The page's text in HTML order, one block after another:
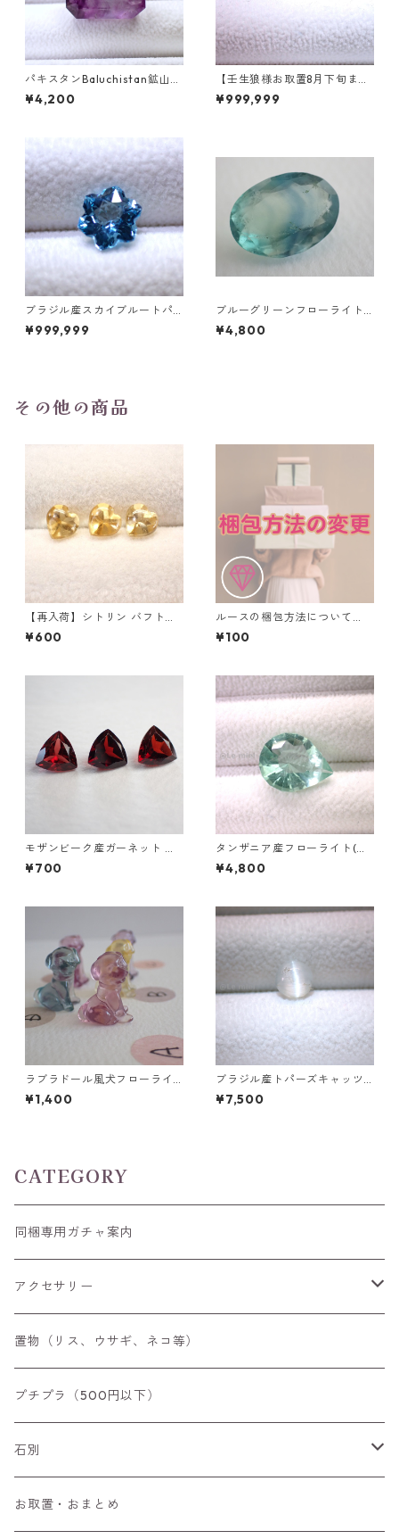
パキスタンBaluchistan鉱山産
フローライト スクエアカット
ルース 34.4ct 20 x 19.6 x 11
¥4,200
【壬生狼様お取置8月下旬ま
で】マダガスカル産スフェー
ン ラウンドカットルース 0.45
¥999,999
ブラジル産スカイブルートパ
ーズ スノーフレークカットル
ース 1.5ct 7.0mm*7.0mm*4.
¥999,999
ブルーグリーンフローライト
オーバルカットルース 10.2ct
15.4mm*11.1mm*8.0mm
¥4,800
その他の商品
【再入荷】シトリン バフトッ
プハートシェイプカットルー
ス 0.4ct前後 5mm
¥600
ルースの梱包方法について
（ルースケース利用の追加料
金）
¥100
モザンビーク産ガーネット ト
リリアントカットルース 0.9ct
前後 6mm*6mm前後
¥700
タンザニア産フローライト(蛍
光) ペアシェイプカットルース
5.46ct 13.8mm*10.8mm*7.0
¥4,800
ラブラドール風犬フローライ
ト彫刻 A~E 2.8g前後 高さ18.8
mm前後
¥1,400
ブラジル産トパーズキャッツ
アイ ラウンドカボションルー
ス 1.6ct 6.4mm*4.3mm
¥7,500
CATEGORY
同梱専用ガチャ案内
アクセサリー
空枠
リング
ペンダントトップ
ブローチ
置物（リス、ウサギ、ネコ等）
プチプラ（500円以下）
石別
アイオライト
お取置・おまとめ